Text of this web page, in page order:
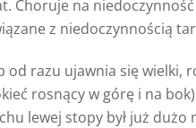
Choruje na
z niedoczynnością
razu ujawnia się wielki,
rosnący w górę i na bok)
lewej stopy był już